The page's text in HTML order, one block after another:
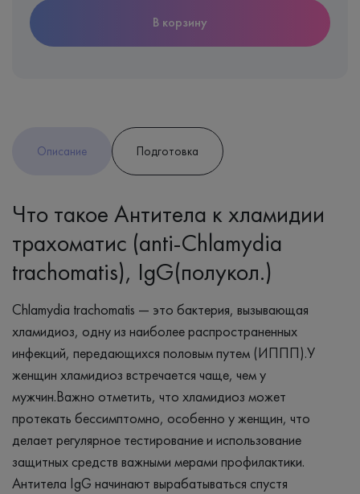
В корзину
Описание Подготовка
Что такое Антитела к хламидии
трахоматис (anti-Chlamydia
trachomatis), IgG(полукол.)
Chlamydia trachomatis — это бактерия, вызывающая
хламидиоз, одну из наиболее распространенных
инфекций, передающихся половым путем (ИППП).У
женщин хламидиоз встречается чаще, чем у
мужчин.Важно отметить, что хламидиоз может
протекать бессимптомно, особенно у женщин, что
делает регулярное тестирование и использование
защитных средств важными мерами профилактики.
Антитела IgG начинают вырабатываться спустя